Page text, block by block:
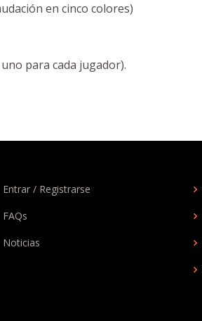
en cinco colores)
para cada jugador).
Entrar / Registrarse
FAQs
Noticias